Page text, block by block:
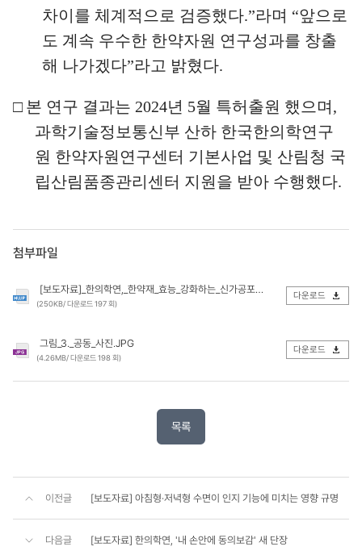
차이를 체계적으로 검증했다.”라며 “앞으로
도 계속 우수한 한약자원 연구성과를 창출
해 나가겠다”라고 밝혔다.
□ 본 연구 결과는 2024년 5월 특허출원 했으며 ,
과학기술정보통신부 산하 한국한의학연구
원 한약자원연구센터 기본사업 및 산림청 국
립산림품종관리센터 지원을 받아 수행했다.
첨부파일
[보도자료]_한의학연,_한약재_효능_강화하는_신가공포제_기술_개발.hwp
(250KB/ 다운로드 197 회)
다운로드
그림_3._공동_사진.JPG
(4.26MB/ 다운로드 198 회)
다운로드
목록
이전글 [보도자료] 아침형·저녁형 수면이 인지 기능에 미치는 영향 규명
다음글 [보도자료] 한의학연, '내 손안에 동의보감' 새 단장